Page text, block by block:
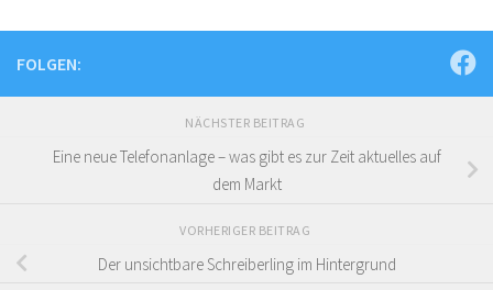
FOLGEN:
NÄCHSTER BEITRAG
Eine neue Telefonanlage – was gibt es zur Zeit aktuelles auf
dem Markt
VORHERIGER BEITRAG
Der unsichtbare Schreiberling im Hintergrund